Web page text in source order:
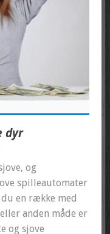
dyr
og
spilleautomater
en række med
anden måde er
og sjove